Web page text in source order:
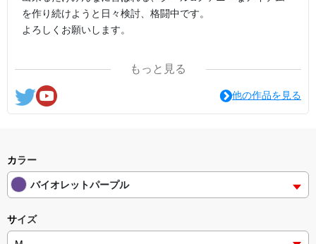
を作り続けようと日々検討、格闘中です。
よろしくお願いします。
ここの他にも『日日彼是色々面白可笑し。IN SUZURI』や
nichinichioo by BASE にも展開中。
コチラもよろしくお願いします。
もっと見る
他の作品を見る
カラー
バイオレットパープル
サイズ